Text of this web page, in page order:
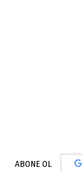
ABONE OL